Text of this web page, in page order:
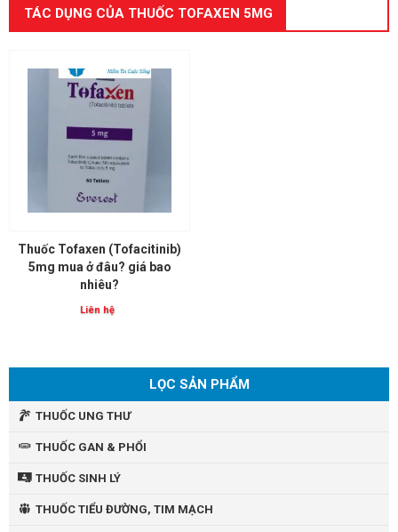
TÁC DỤNG CỦA THUỐC TOFAXEN 5MG
Thuốc Tofaxen (Tofacitinib)
5mg mua ở đâu? giá bao
nhiêu?
Liên hệ
LỌC SẢN PHẨM
THUỐC UNG THƯ
THUỐC GAN & PHỔI
THUỐC SINH LÝ
THUỐC TIỂU ĐƯỜNG, TIM MẠCH